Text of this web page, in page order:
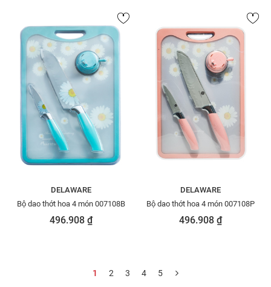
DELAWARE
Bộ dao thớt hoa 4 món 007108B
496.908 ₫
DELAWARE
Bộ dao thớt hoa 4 món 007108P
496.908 ₫
1 2 3 4 5